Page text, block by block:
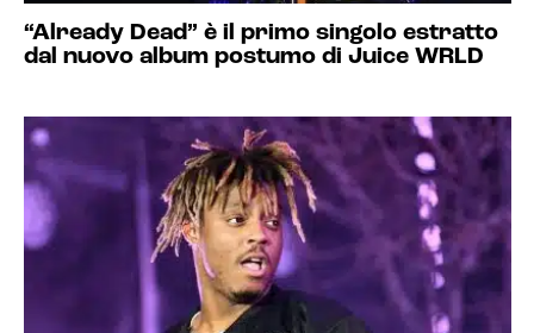
“Already Dead” è il primo singolo estratto
dal nuovo album postumo di Juice WRLD